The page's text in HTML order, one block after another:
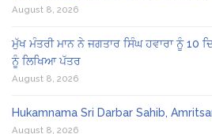
August 8, 2026
ਮੁੱਖ ਮੰਤਰੀ ਮਾਨ ਨੇ ਜਗਤਾਰ ਸਿੰਘ ਹਵਾਰਾ ਨੂੰ 10
ਨੂੰ ਲਿਖਿਆ ਪੱਤਰ
August 8, 2026
Hukamnama Sri Darbar Sahib,
August 8, 2026